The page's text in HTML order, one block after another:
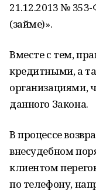
21.12.2013 №
(займе)».
Вместе с тем,
кредитными, а
организациями,
данного Закона.
В процессе
внесудебном
клиентом
по телефону,